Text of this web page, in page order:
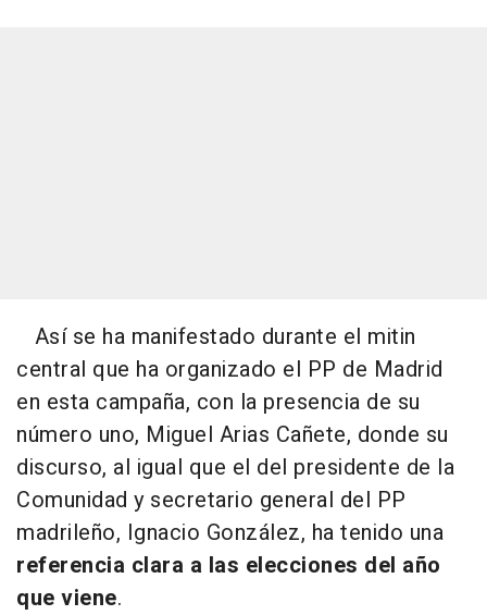
Así se ha manifestado durante el mitin
central que ha organizado el PP de Madrid
en esta campaña, con la presencia de su
número uno, Miguel Arias Cañete, donde su
discurso, al igual que el del presidente de la
Comunidad y secretario general del PP
madrileño, Ignacio González, ha tenido una
referencia clara a las elecciones del año
que viene.